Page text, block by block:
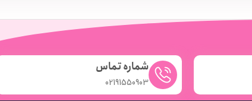
شماره تماس
02191550903